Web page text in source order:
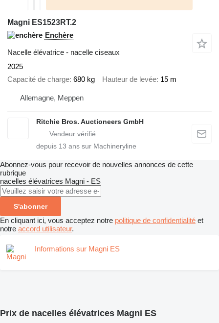
Magni ES1523RT.2
Enchère
Nacelle élévatrice - nacelle ciseaux
2025
Capacité de charge 680 kg Hauteur de levée 15 m
Allemagne, Meppen
Ritchie Bros. Auctioneers GmbH
depuis 13 ans sur Machineryline
Abonnez-vous pour recevoir de nouvelles annonces de cette
rubrique
nacelles élévatrices Magni - ES
S'abonner
En cliquant ici, vous acceptez notre politique de confidentialité et
notre accord utilisateur.
Informations sur Magni ES
Prix de nacelles élévatrices Magni ES